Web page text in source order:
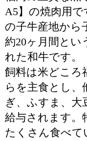
A5】の焼肉用で
の子牛産地から
約20ヶ月間とい
れた和牛です。
飼料は米どころ
らを主食とし
ぎ、ふすま、大
給与されます。
たくさん食べて